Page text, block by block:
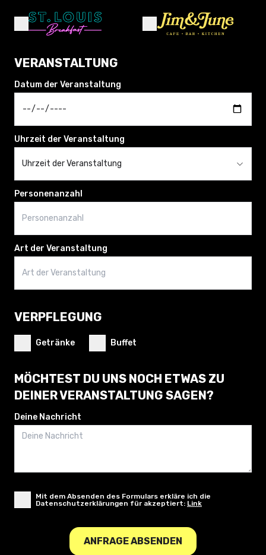
VERANSTALTUNG
Datum der Veranstaltung
Uhrzeit der Veranstaltung
Uhrzeit der Veranstaltung
Personenanzahl
Art der Veranstaltung
VERPFLEGUNG
Getränke Buffet
MÖCHTEST DU UNS NOCH ETWAS ZU
DEINER VERANSTALTUNG SAGEN?
Deine Nachricht
Mit dem Absenden des Formulars erkläre ich die
Datenschutzerklärungen für akzeptiert: Link
ANFRAGE ABSENDEN